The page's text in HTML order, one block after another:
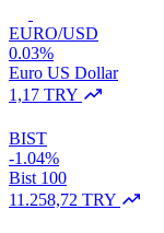
EURO/USD
0.03%
Euro US Dollar
1,17 TRY
BIST
-1.04%
Bist 100
11.258,72 TRY